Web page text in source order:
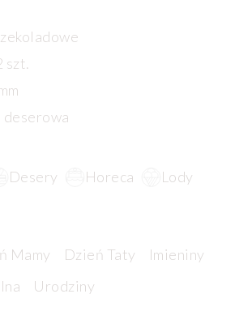
szt.
deserowa
Desery Horeca
Lody
Mamy Dzień Taty
Imieniny
Urodziny